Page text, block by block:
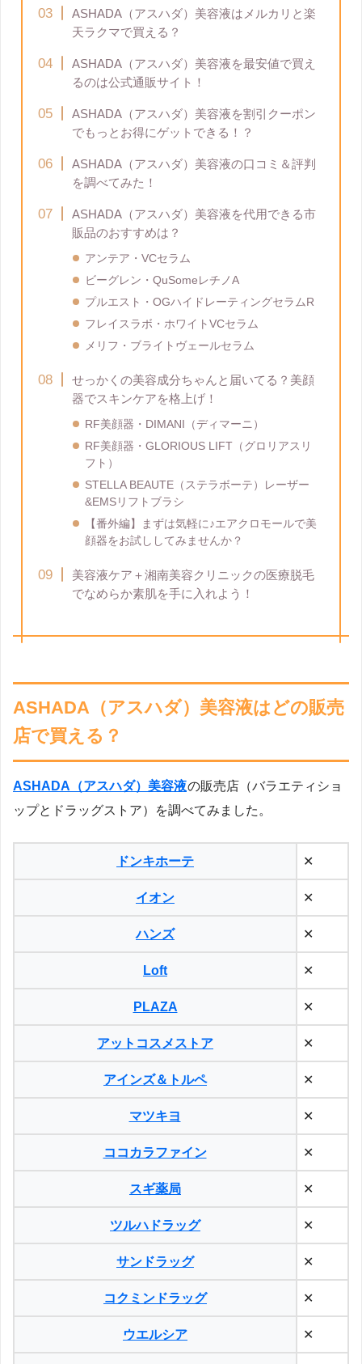
ASHADA（アスハダ）美容液はメルカリと楽
天ラクマで買える？
ASHADA（アスハダ）美容液を最安値で買え
るのは公式通販サイト！
ASHADA（アスハダ）美容液を割引クーポン
でもっとお得にゲットできる！？
ASHADA（アスハダ）美容液の口コミ＆評判
を調べてみた！
ASHADA（アスハダ）美容液を代用できる市
販品のおすすめは？
アンテア・VCセラム
ビーグレン・QuSomeレチノA
プルエスト・OGハイドレーティングセラムR
フレイスラボ・ホワイトVCセラム
メリフ・ブライトヴェールセラム
せっかくの美容成分ちゃんと届いてる？美顔
器でスキンケアを格上げ！
RF美顔器・DIMANI（ディマーニ）
RF美顔器・GLORIOUS LIFT（グロリアスリ
フト）
STELLA BEAUTE（ステラボーテ）レーザー
&EMSリフトブラシ
【番外編】まずは気軽に♪エアクロモールで美
顔器をお試ししてみませんか？
美容液ケア＋湘南美容クリニックの医療脱毛
でなめらか素肌を手に入れよう！
ASHADA（アスハダ）美容液はどの販売
店で買える？
ASHADA（アスハダ）美容液の販売店（バラエティショ
ップとドラッグストア）を調べてみました。
ドンキホーテ ✕
イオン ✕
ハンズ ✕
Loft ✕
PLAZA ✕
アットコスメストア ✕
アインズ＆トルペ ✕
マツキヨ ✕
ココカラファイン ✕
スギ薬局 ✕
ツルハドラッグ ✕
サンドラッグ ✕
コクミンドラッグ ✕
ウエルシア ✕